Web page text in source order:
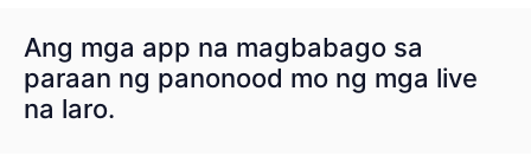
Ang mga app na magbabago sa
paraan ng panonood mo ng mga live
na laro.